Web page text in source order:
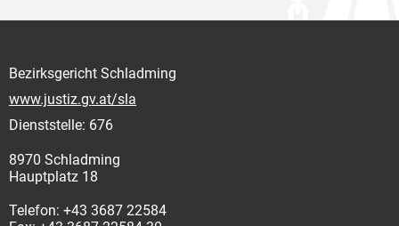
Bezirksgericht Schladming
www.justiz.gv.at/sla
Dienststelle: 676
8970 Schladming
Hauptplatz 18
Telefon: +43 3687 22584